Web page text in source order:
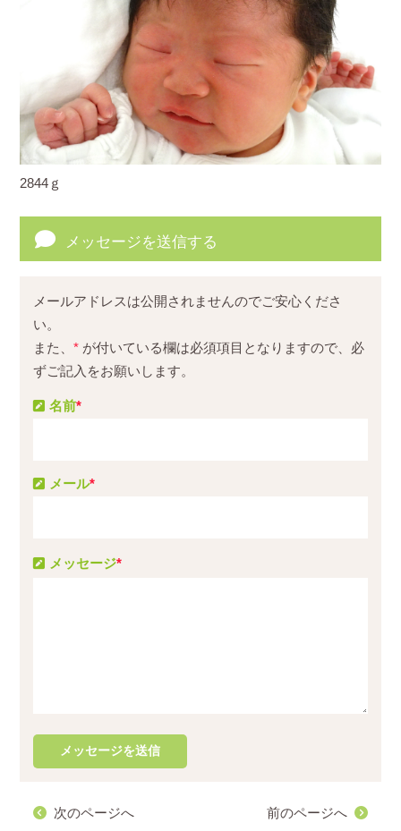
2844ｇ
メッセージを送信する
メールアドレスは公開されませんのでご安心くださ
い。
また、* が付いている欄は必須項目となりますので、必
ずご記入をお願いします。
メッセージ*
名前*
メール*
次のページへ 前のページへ